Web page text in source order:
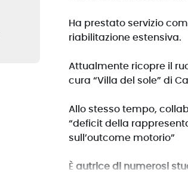
Ha prestato servizio
riabilitazione estensiva.
Attualmente ricopre il
cura “Villa del sole” di
Allo stesso tempo,
“deficit della
sull’outcome motorio”
È autrice di numerosi